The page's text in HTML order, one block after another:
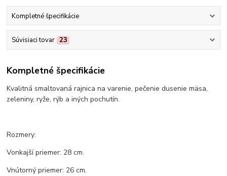
Kompletné špecifikácie
Súvisiaci tovar 23
Kompletné špecifikácie
Kvalitná smaltovaná rajnica na varenie, pečenie dusenie mäsa,
zeleniny, ryže, rýb a iných pochutín.
Rozmery:
Vonkajší priemer: 28 cm.
Vnútorný priemer: 26 cm.